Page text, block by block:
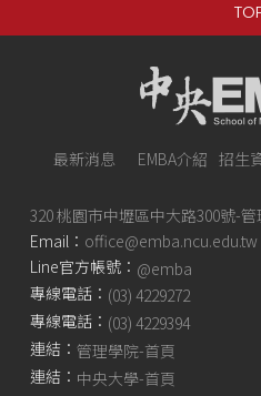
最新消息 EMBA介紹 招生
320 桃園市中壢區中大路300號-
Email： office@emba.ncu.edu.tw
Line官方帳號： @emba
專線電話： (03) 4229272
專線電話： (03) 4229394
連結： 管理學院-首頁
連結： 中央大學-首頁